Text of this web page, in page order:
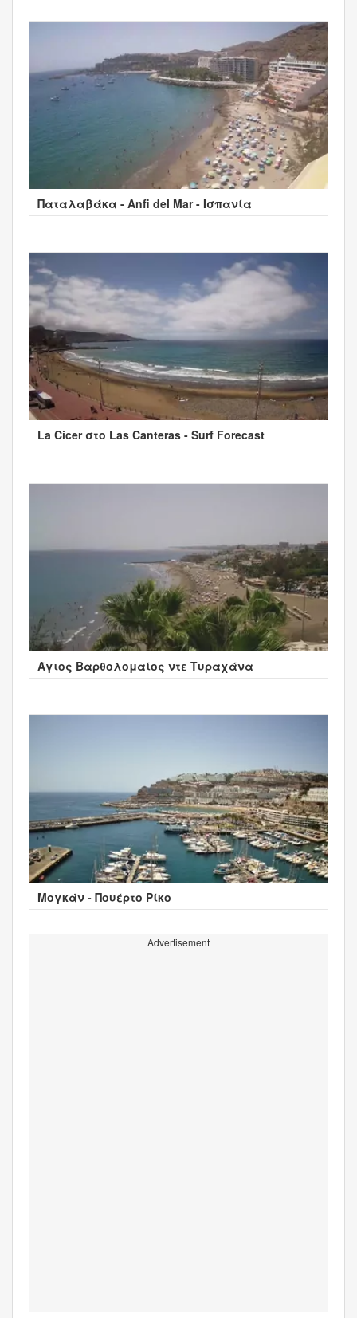
Παταλαβάκα - Anfi del Mar - Ισπανία
La Cicer στο Las Canteras - Surf Forecast
Άγιος Βαρθολομαίος ντε Τυραχάνα
Μογκάν - Πουέρτο Ρίκο
Advertisement